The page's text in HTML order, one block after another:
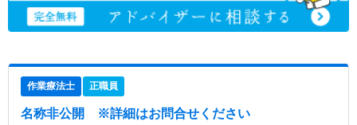
作業療法士 正職員
名称非公開 ※詳細はお問合せください